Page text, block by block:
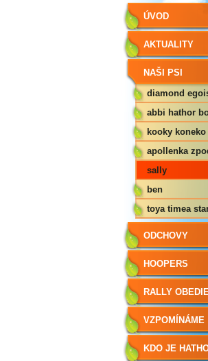
ÚVOD
AKTUALITY
NAŠI PSI
diamond
idiliya
abbi hathor
kooky
egoist
apollenka
planinky
sally
ben
toya timea
ODCHOVY
HOOPERS
RALLY
VZPOMÍNÁME
KDO JE